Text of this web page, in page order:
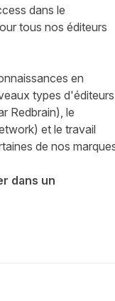
dans le
tous nos éditeurs
en
types
Redbrain), le
) et le travail
de nos
dans un